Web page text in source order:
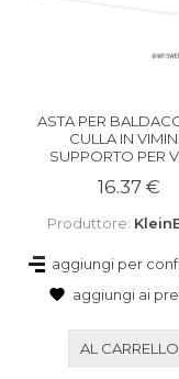
ASTA PER
CULLA IN
SUPPORTO PER
16.37 €
Produttore:
aggiungi per
aggiungi ai
AL CARRELLO